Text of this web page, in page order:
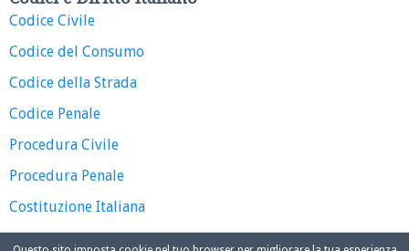
Codice Civile
Codice del Consumo
Codice della Strada
Codice Penale
Procedura Civile
Procedura Penale
Costituzione Italiana